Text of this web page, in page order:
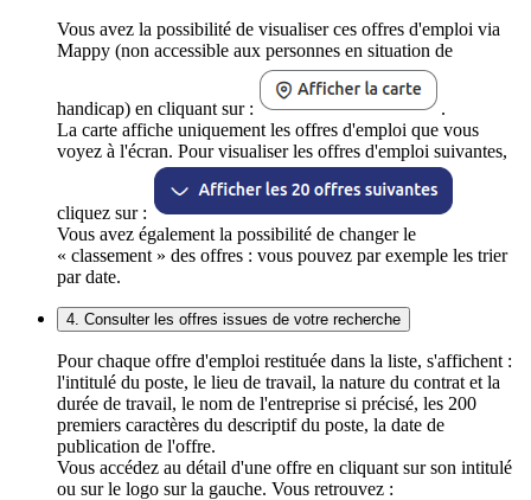
Vous avez la possibilité de visualiser ces offres d'emploi via
Mappy (non accessible aux personnes en situation de
handicap) en cliquant sur :
.
La carte affiche uniquement les offres d'emploi que vous
voyez à l'écran. Pour visualiser les offres d'emploi suivantes,
cliquez sur :
Vous avez également la possibilité de changer le
« classement » des offres : vous pouvez par exemple les trier
par date.
4. Consulter les offres issues de votre recherche
Pour chaque offre d'emploi restituée dans la liste, s'affichent :
l'intitulé du poste, le lieu de travail, la nature du contrat et la
durée de travail, le nom de l'entreprise si précisé, les 200
premiers caractères du descriptif du poste, la date de
publication de l'offre.
Vous accédez au détail d'une offre en cliquant sur son intitulé
ou sur le logo sur la gauche. Vous retrouvez :